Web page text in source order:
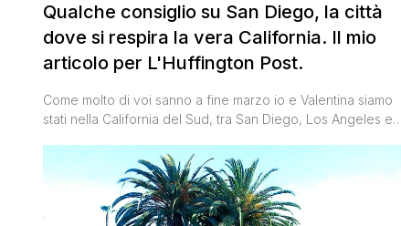
Qualche consiglio su San Diego, la città
dove si respira la vera California. Il mio
articolo per L'Huffington Post.
Come molto di voi sanno a fine marzo io e Valentina siamo
stati nella California del Sud, tra San Diego, Los Angeles e
viaggio dettagliato, nel post 10 cose da non perdere e nel
video. Non poteva però mancare un articolo sulle pagine de